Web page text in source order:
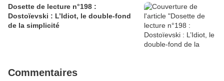
Dosette de lecture n°198 :
Dostoïevski : L’Idiot, le double-fond
de la simplicité
Commentaires